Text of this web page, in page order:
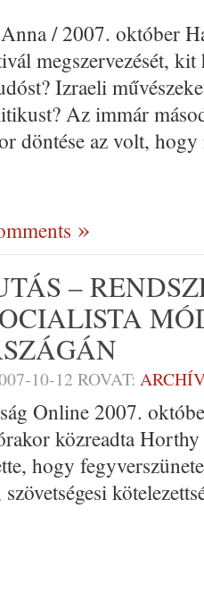
/ 2007. október
megszervezését,
Izraeli
Az immár
döntése az volt,
–
10-12 ROVAT:
Online 2007.
közreadta
hogy